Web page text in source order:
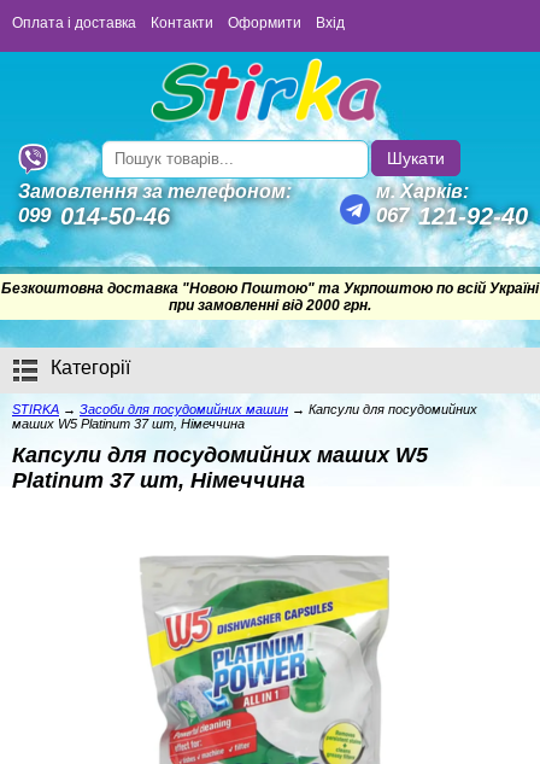
Оплата і доставка Контакти Оформити Вхід
Замовлення за телефоном:
099 014-50-46
м. Харків:
067 121-92-40
Немає замовлень
Безкоштовна доставка "Новою Поштою" та Укрпоштою по всій Україні
при замовленні від 2000 грн.
Шукати
Категорії
STIRKA → Засоби для посудомийних машин → Капсули для посудомийних
маших W5 Platinum 37 шт, Німеччина
Капсули для посудомийних маших W5
Platinum 37 шт, Німеччина